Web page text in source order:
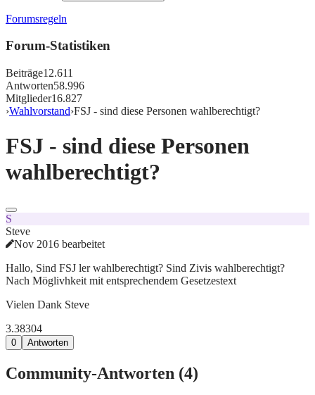
Forumsregeln
Forum-Statistiken
Beiträge12.611
Antworten58.996
Mitglieder16.827
›Wahlvorstand›FSJ - sind diese Personen wahlberechtigt?
FSJ - sind diese Personen
wahlberechtigt?
S
Steve
Nov 2016 bearbeitet
Hallo, Sind FSJ ler wahlberechtigt? Sind Zivis wahlberechtigt?
Nach Möglivhkeit mit entsprechendem Gesetzestext
Vielen Dank Steve
3.38304
0 Antworten
Community-Antworten (4)